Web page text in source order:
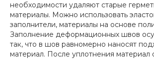
необходимости удаляют старые
материалы. Можно использовать
заполнители, материалы на основе
Заполнение деформационных швов
так, что в шов равномерно наносят
материал. После уплотнения